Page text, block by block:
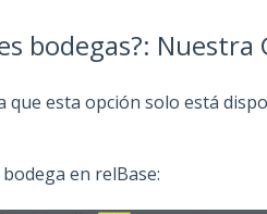
bodegas?: Nuestra
que esta opción solo está
en relBase: